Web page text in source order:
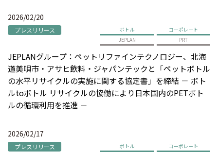
2026/02/20
プレスリリース ボトル
コーポレート
JEPLAN
PRT
JEPLANグループ：ペットリファインテクノロジー、北海
道美唄市・アサヒ飲料・ジャパンテックと「ペットボトル
の水平リサイクルの実施に関する協定書」を締結 － ボト
ルtoボトル リサイクルの協働により日本国内のPETボト
ルの循環利用を推進 －
2026/02/17
プレスリリース ボトル
コーポレート